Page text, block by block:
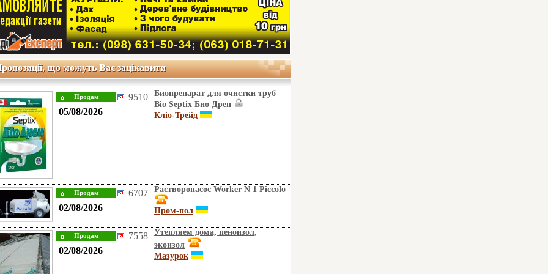
що можуть Вас зацікавити
05/08/2026
9510
Биопрепарат для очистки труб
Bio Septix Био Дрен
Кліо-Трейд
02/08/2026
6707 Растворонасос Worker N 1 Piccolo
Пром-пол
02/08/2026
7558
Утепляем дома, пеноизол,
экоизол
Мазурок